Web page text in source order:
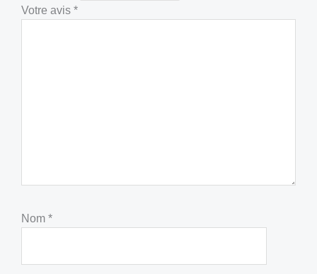
Votre avis *
Nom *